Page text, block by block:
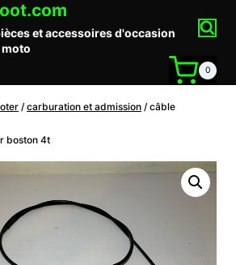
et accessoires d'occasion
0
/ carburation et admission / câble
boston 4t